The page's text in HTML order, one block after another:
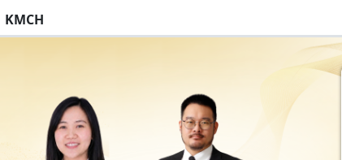
KMCH